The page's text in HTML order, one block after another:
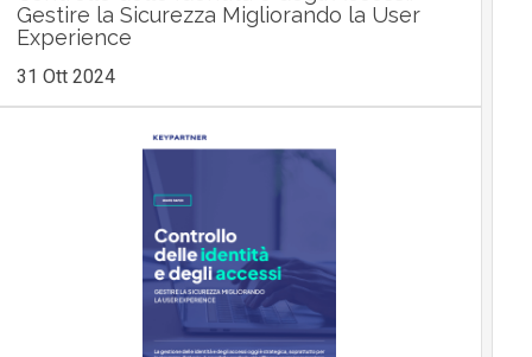
Gestire la Sicurezza Migliorando la User
Experience
31 Ott 2024